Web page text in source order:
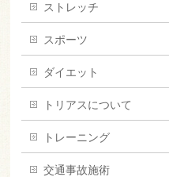
ストレッチ
スポーツ
ダイエット
トリアスについて
トレーニング
交通事故施術